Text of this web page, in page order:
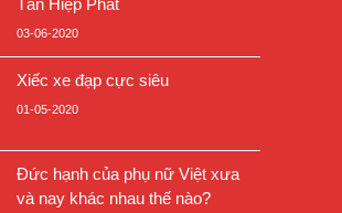
Tân Hiệp Phát
03-06-2020
Xiếc xe đạp cực siêu
01-05-2020
Đức hạnh của phụ nữ Việt xưa
và nay khác nhau thế nào?